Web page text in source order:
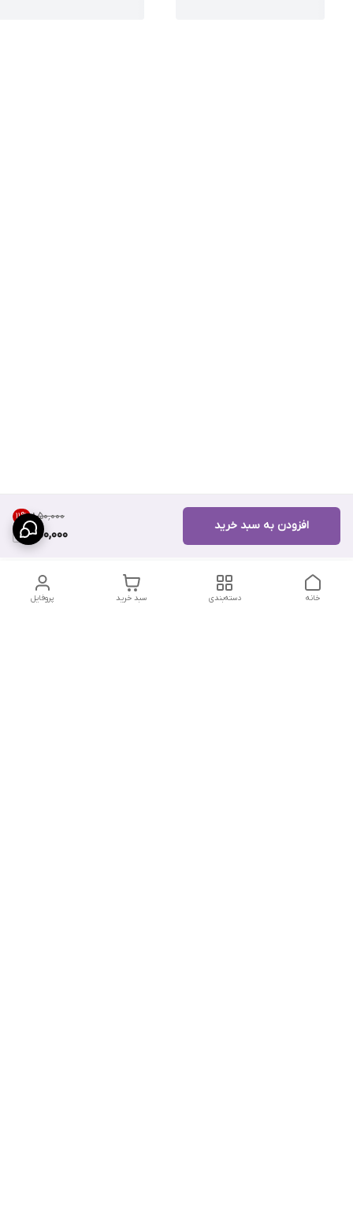
۸۵۰٬۰۰۰ 11%
750,000
افزودن به سبد خرید
پروفایل سبد خرید دسته‌بندی خانه